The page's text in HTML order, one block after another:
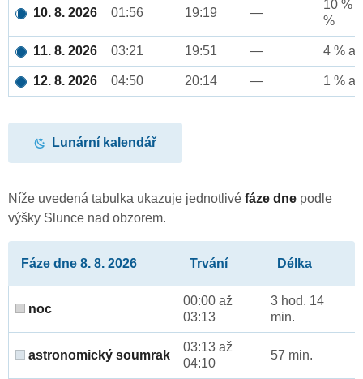
10. 8. 2026 01:56 19:19 —
10 %
%
11. 8. 2026 03:21 19:51 — 4 %
12. 8. 2026 04:50 20:14 — 1 %
Lunární kalendář
Níže uvedená tabulka ukazuje jednotlivé fáze dne podle
výšky Slunce nad obzorem.
Fáze dne 8. 8. 2026 Trvání Délka
noc
00:00 až
03:13
3 hod. 14
min.
astronomický soumrak
03:13 až
04:10
57 min.